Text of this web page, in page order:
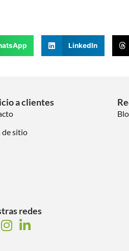
LinkedIn
a clientes
de sitio
redes